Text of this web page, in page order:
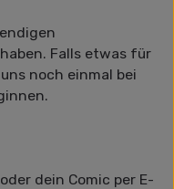
Falls etwas für
noch einmal bei
dein Comic per E-